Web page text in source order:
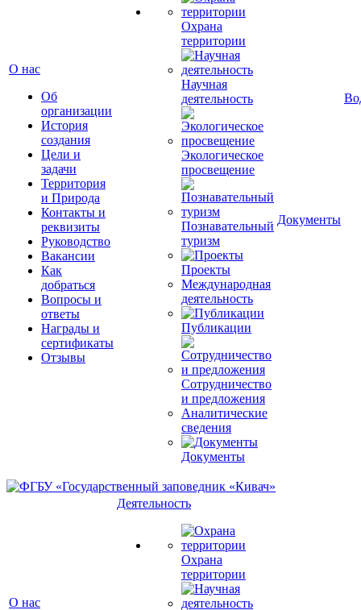
О нас
Об
организации
История
создания
Цели и
задачи
Территория
и Природа
Контакты и
реквизиты
Руководство
Вакансии
Как
добраться
Вопросы и
ответы
Награды и
сертификаты
Отзывы
Охрана
территории
Научная
деятельность
Экологическое
просвещение
Познавательный
туризм
Проекты
Международная
деятельность
Публикации
Сотрудничество
и предложения
Аналитические
сведения
Документы
Документы
О нас
Деятельность
Охрана
территории